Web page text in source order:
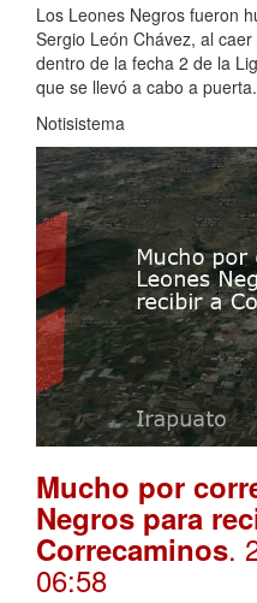
Los Leones Negros fueron
Sergio León Chávez, al
dentro de la fecha 2 de la
que se llevó a cabo a
Notisistema
Mucho por
Negros para
Correcaminos.
06:58